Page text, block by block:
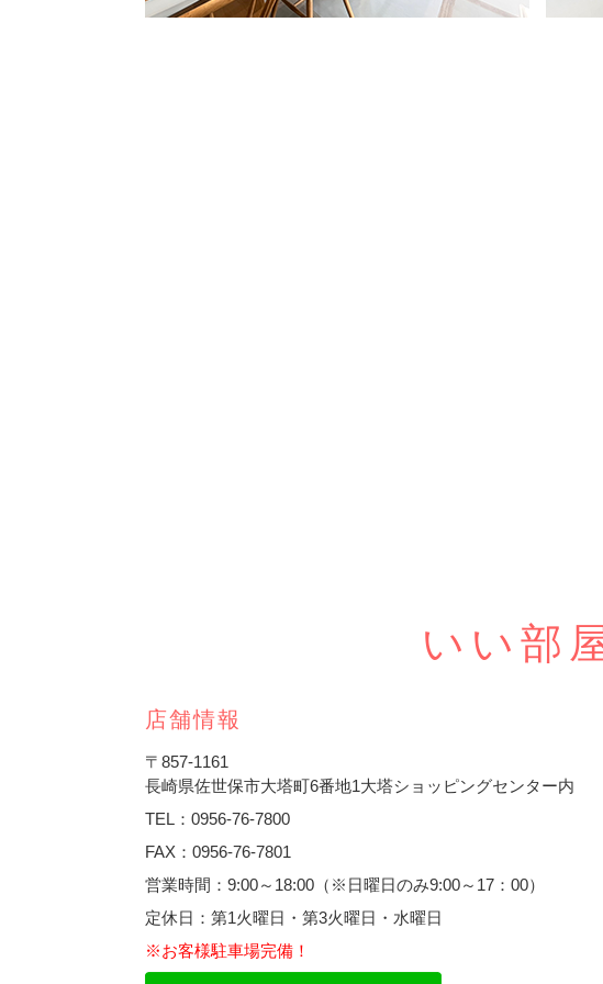
いい部
店舗情報
〒857-1161
長崎県佐世保市大塔町6番地1大塔ショッピングセンター内
TEL：0956-76-7800
FAX：0956-76-7801
営業時間：9:00～18:00（※日曜日のみ9:00～17：00）
定休日：第1火曜日・第3火曜日・水曜日
※お客様駐車場完備！